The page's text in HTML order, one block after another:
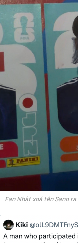
Fan Nhật xoá tên Sano